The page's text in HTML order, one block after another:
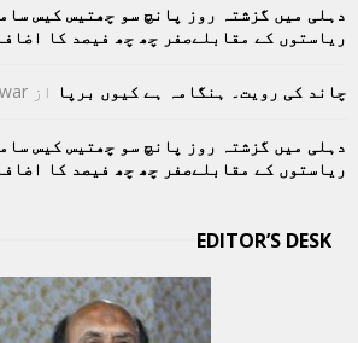
دہلی میں گزشتہ روز پانچ سو چھتیس کیس
ریاستوں کے مقابلےصفر چھ چھ فیصد کا اضافہ
چاند کی رویت۔ ہنگامہ ہے کیوں برپا از
دہلی میں گزشتہ روز پانچ سو چھتیس کیس
ریاستوں کے مقابلےصفر چھ چھ فیصد کا اضافہ
EDITOR’S DESK